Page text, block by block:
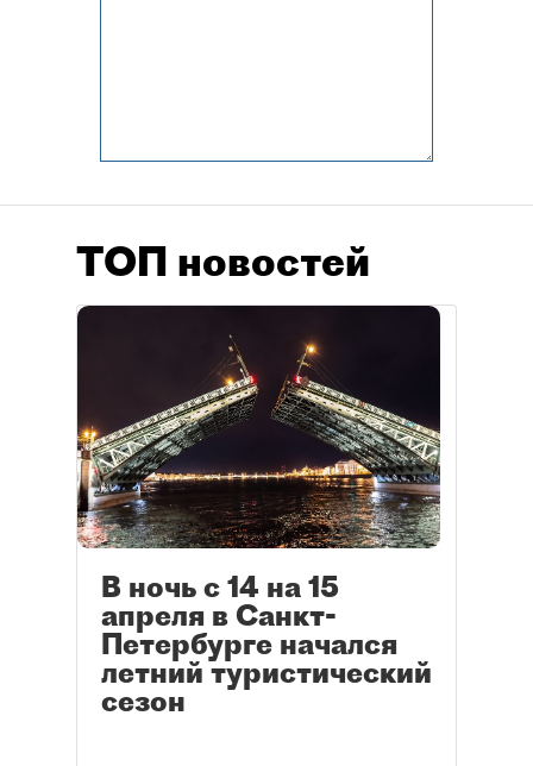
ТОП новостей
В ночь с 14 на 15
апреля в Санкт-
Петербурге начался
летний туристический
сезон